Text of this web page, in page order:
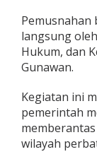
langsung
Hukum, dan
Gunawan.
Kegiatan ini
pemerintah
wilayah